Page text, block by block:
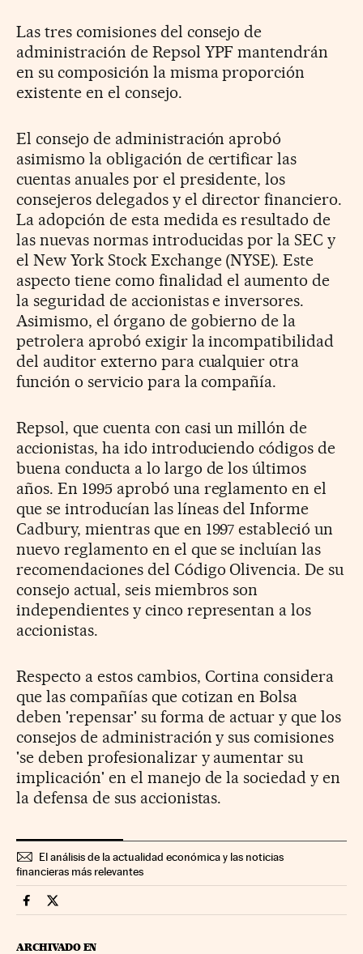
Las tres comisiones del consejo de
administración de Repsol YPF mantendrán
en su composición la misma proporción
existente en el consejo.
El consejo de administración aprobó
asimismo la obligación de certificar las
cuentas anuales por el presidente, los
consejeros delegados y el director financiero.
La adopción de esta medida es resultado de
las nuevas normas introducidas por la SEC y
el New York Stock Exchange (NYSE). Este
aspecto tiene como finalidad el aumento de
la seguridad de accionistas e inversores.
Asimismo, el órgano de gobierno de la
petrolera aprobó exigir la incompatibilidad
del auditor externo para cualquier otra
función o servicio para la compañía.
Repsol, que cuenta con casi un millón de
accionistas, ha ido introduciendo códigos de
buena conducta a lo largo de los últimos
años. En 1995 aprobó una reglamento en el
que se introducían las líneas del Informe
Cadbury, mientras que en 1997 estableció un
nuevo reglamento en el que se incluían las
recomendaciones del Código Olivencia. De su
consejo actual, seis miembros son
independientes y cinco representan a los
accionistas.
Respecto a estos cambios, Cortina considera
que las compañías que cotizan en Bolsa
deben 'repensar' su forma de actuar y que los
consejos de administración y sus comisiones
'se deben profesionalizar y aumentar su
implicación' en el manejo de la sociedad y en
la defensa de sus accionistas.
El análisis de la actualidad económica y las noticias
financieras más relevantes
Companias Cinco Días en Facebook
Companias Cinco Días en Twitter
ARCHIVADO EN